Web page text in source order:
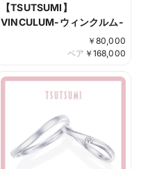
【TSUTSUMI】
VINCULUM-ウィンクルム-
￥ 80,000
￥ 168,000
ペア